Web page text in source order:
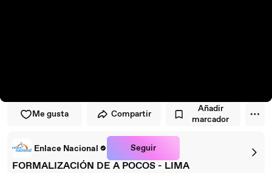
Me gusta Compartir
Añadir
marcador
Enlace Nacional Seguir
FORMALIZACIÓN DE A POCOS - LIMA